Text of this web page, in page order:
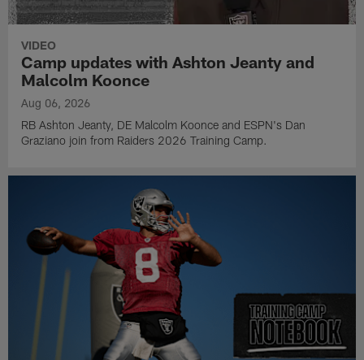
VIDEO
Camp updates with Ashton Jeanty and
Malcolm Koonce
Aug 06, 2026
RB Ashton Jeanty, DE Malcolm Koonce and ESPN's Dan
Graziano join from Raiders 2026 Training Camp.